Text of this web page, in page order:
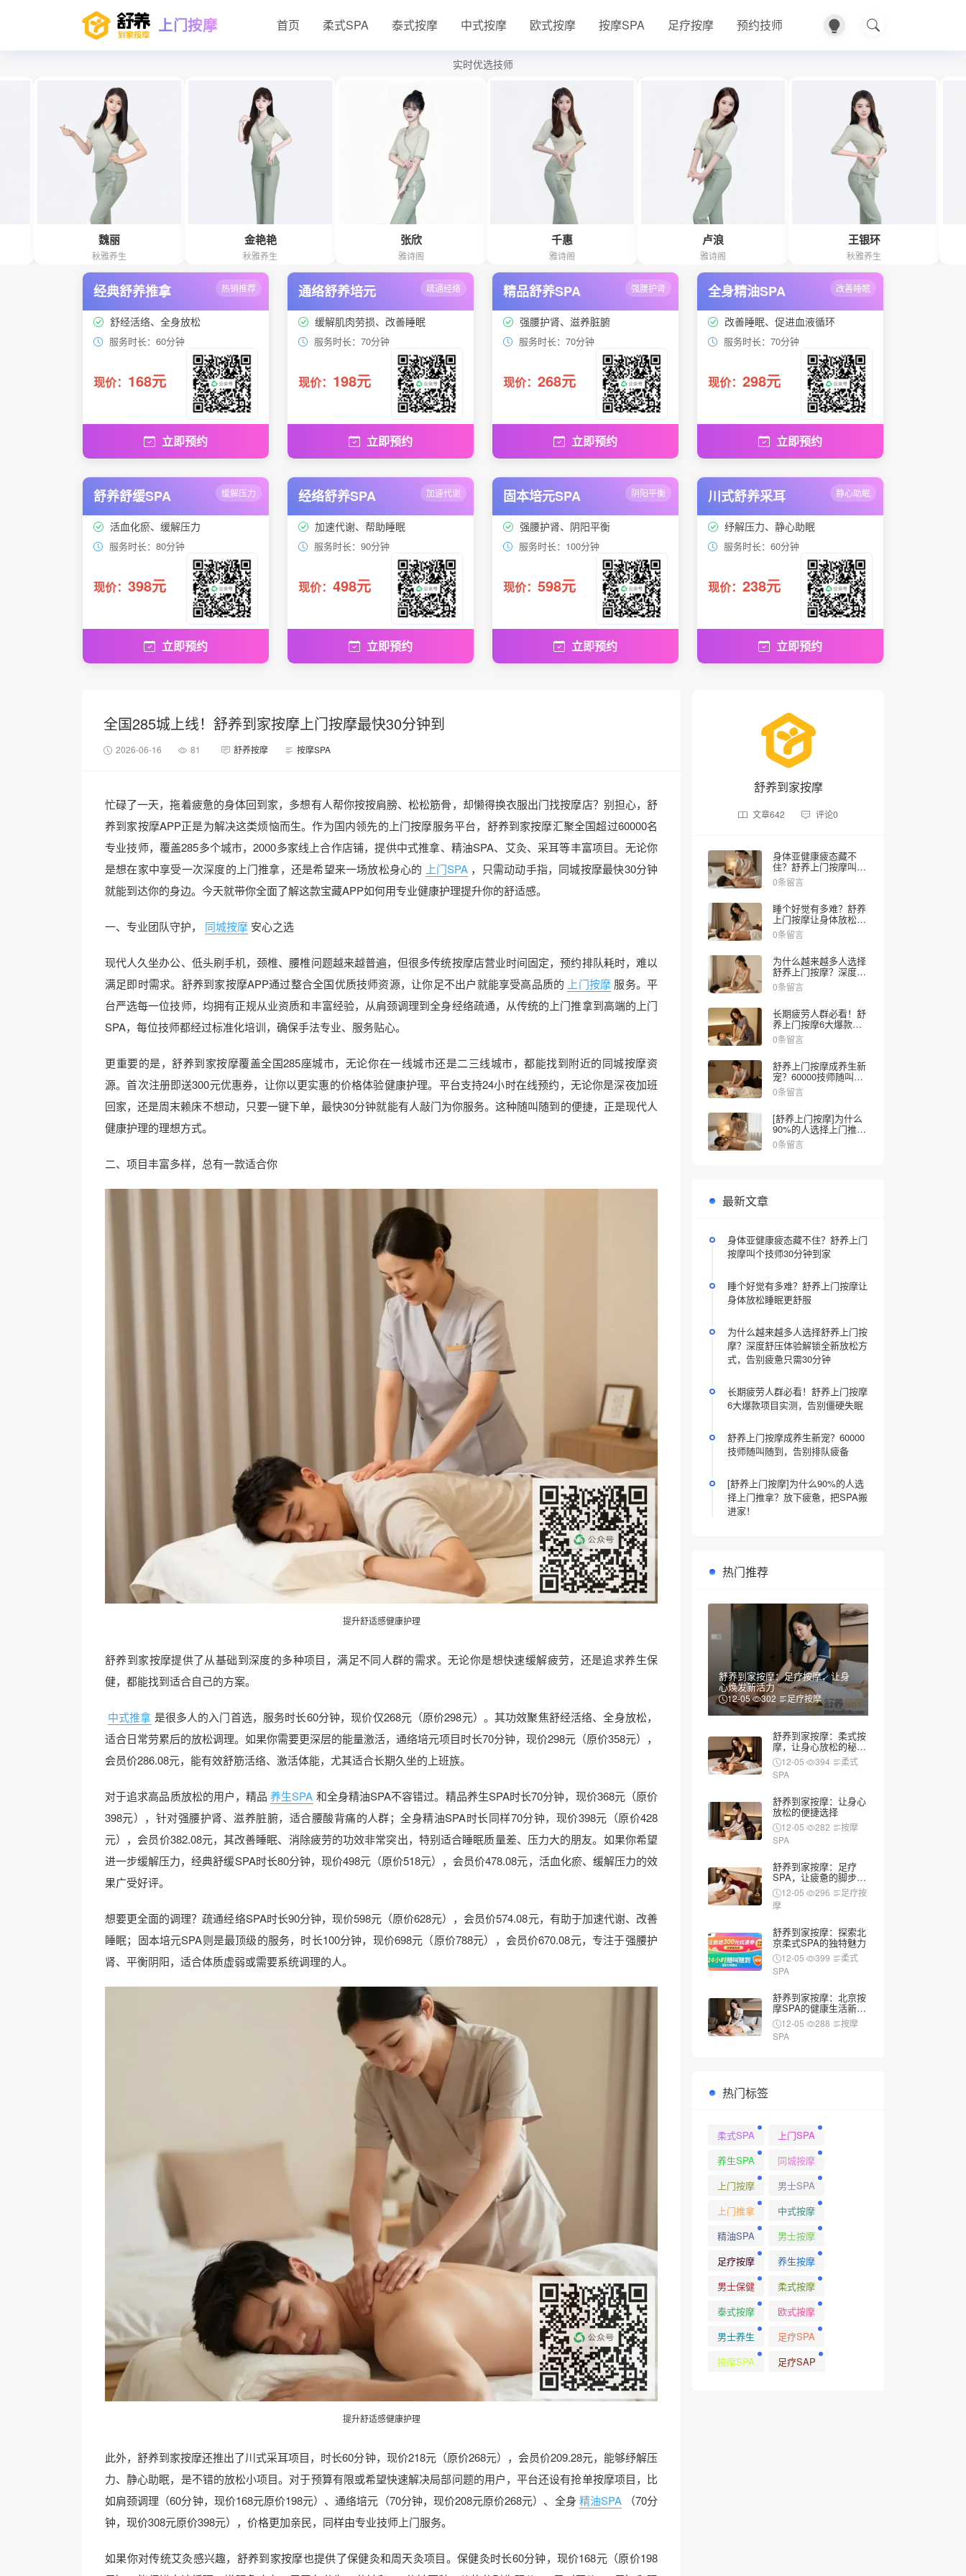
上门按摩 首页 柔式SPA 泰式按摩 中式按摩 欧式按摩 按摩SPA 足疗按摩 预约技师
实时优选技师
经典舒养推拿 热销推荐
舒经活络、全身放松
服务时长：60分钟
现价： 168元
立即预约
通络舒养培元 疏通经络
缓解肌肉劳损、改善睡眠
服务时长：70分钟
现价： 198元
立即预约
精品舒养SPA 强腰护肾
强腰护肾、滋养脏腑
服务时长：70分钟
现价： 268元
立即预约
全身精油SPA 改善睡眠
改善睡眠、促进血液循环
服务时长：70分钟
现价： 298元
立即预约
舒养舒缓SPA 缓解压力
活血化瘀、缓解压力
服务时长：80分钟
现价： 398元
立即预约
经络舒养SPA 加速代谢
加速代谢、帮助睡眠
服务时长：90分钟
现价： 498元
立即预约
固本培元SPA 阴阳平衡
强腰护肾、阴阳平衡
服务时长：100分钟
现价： 598元
立即预约
川式舒养采耳 静心助眠
纾解压力、静心助眠
服务时长：60分钟
现价： 238元
立即预约
全国285城上线！舒养到家按摩上门按摩最快30分钟到
2026-06-16 81 舒养按摩 按摩SPA
忙碌了一天，拖着疲惫的身体回到家，多想有人帮你按按肩膀、松松筋骨，却懒得换衣服出门找按摩店？别担心，舒
养到家按摩APP正是为解决这类烦恼而生。作为国内领先的上门按摩服务平台，舒养到家按摩汇聚全国超过60000名
专业技师，覆盖285多个城市，2000多家线上合作店铺，提供中式推拿、精油SPA、艾灸、采耳等丰富项目。无论你
是想在家中享受一次深度的上门推拿，还是希望来一场放松身心的 上门SPA ，只需动动手指，同城按摩最快30分钟
就能到达你的身边。今天就带你全面了解这款宝藏APP如何用专业健康护理提升你的舒适感。
一、专业团队守护， 同城按摩 安心之选
现代人久坐办公、低头刷手机，颈椎、腰椎问题越来越普遍，但很多传统按摩店营业时间固定，预约排队耗时，难以
满足即时需求。舒养到家按摩APP通过整合全国优质技师资源，让你足不出户就能享受高品质的 上门按摩 服务。平
台严选每一位技师，均拥有正规从业资质和丰富经验，从肩颈调理到全身经络疏通，从传统的上门推拿到高端的上门
SPA，每位技师都经过标准化培训，确保手法专业、服务贴心。
更重要的是，舒养到家按摩覆盖全国285座城市，无论你在一线城市还是二三线城市，都能找到附近的同城按摩资
源。首次注册即送300元优惠券，让你以更实惠的价格体验健康护理。平台支持24小时在线预约，无论你是深夜加班
回家，还是周末赖床不想动，只要一键下单，最快30分钟就能有人敲门为你服务。这种随叫随到的便捷，正是现代人
健康护理的理想方式。
二、项目丰富多样，总有一款适合你
提升舒适感健康护理
舒养到家按摩提供了从基础到深度的多种项目，满足不同人群的需求。无论你是想快速缓解疲劳，还是追求养生保
健，都能找到适合自己的方案。
中式推拿 是很多人的入门首选，服务时长60分钟，现价仅268元（原价298元）。其功效聚焦舒经活络、全身放松，
适合日常劳累后的放松调理。如果你需要更深层的能量激活，通络培元项目时长70分钟，现价298元（原价358元），
会员价286.08元，能有效舒筋活络、激活体能，尤其适合长期久坐的上班族。
对于追求高品质放松的用户，精品 养生SPA 和全身精油SPA不容错过。精品养生SPA时长70分钟，现价368元（原价
398元），针对强腰护肾、滋养脏腑，适合腰酸背痛的人群；全身精油SPA时长同样70分钟，现价398元（原价428
元），会员价382.08元，其改善睡眠、消除疲劳的功效非常突出，特别适合睡眠质量差、压力大的朋友。如果你希望
进一步缓解压力，经典舒缓SPA时长80分钟，现价498元（原价518元），会员价478.08元，活血化瘀、缓解压力的效
果广受好评。
想要更全面的调理？疏通经络SPA时长90分钟，现价598元（原价628元），会员价574.08元，有助于加速代谢、改善
睡眠；固本培元SPA则是最顶级的服务，时长100分钟，现价698元（原价788元），会员价670.08元，专注于强腰护
肾、平衡阴阳，适合体质虚弱或需要系统调理的人。
提升舒适感健康护理
此外，舒养到家按摩还推出了川式采耳项目，时长60分钟，现价218元（原价268元），会员价209.28元，能够纾解压
力、静心助眠，是不错的放松小项目。对于预算有限或希望快速解决局部问题的用户，平台还设有抢单按摩项目，比
如肩颈调理（60分钟，现价168元原价198元）、通络培元（70分钟，现价208元原价268元）、全身 精油SPA
（70分
钟，现价308元原价398元），价格更加亲民，同样由专业技师上门服务。
如果你对传统艾灸感兴趣，舒养到家按摩也提供了保健灸和周天灸项目。保健灸时长60分钟，现价168元（原价198
舒养到家按摩
文章642 评论0
身体亚健康疲态藏不
住？舒养上门按摩叫个
技师30分钟到家
0条留言
睡个好觉有多难？舒养
上门按摩让身体放松睡
眠更舒服
0条留言
为什么越来越多人选择
舒养上门按摩？深度舒
压体验解锁全新放松方
式，告别疲惫只需30分
0条留言
长期疲劳人群必看！舒
养上门按摩6大爆款项
目实测，告别僵硬失眠
0条留言
舒养上门按摩成养生新
宠？60000技师随叫随
到，告别排队疲备
0条留言
[舒养上门按摩]为什么
90%的人选择上门推
拿？放下疲惫，把SPA
搬进家！
0条留言
最新文章
身体亚健康疲态藏不住？舒养上门
按摩叫个技师30分钟到家
睡个好觉有多难？舒养上门按摩让
身体放松睡眠更舒服
为什么越来越多人选择舒养上门按
摩？深度舒压体验解锁全新放松方
式，告别疲惫只需30分钟
长期疲劳人群必看！舒养上门按摩
6大爆款项目实测，告别僵硬失眠
舒养上门按摩成养生新宠？60000
技师随叫随到，告别排队疲备
[舒养上门按摩]为什么90%的人选
择上门推拿？放下疲惫，把SPA搬
进家！
热门推荐
舒养到家按摩：足疗按摩，让身
心焕发新活力
12-05 302 足疗按摩
舒养到家按摩：柔式按
摩，让身心放松的秘密
武器12-05 394
柔式
SPA
舒养到家按摩：让身心
放松的便捷选择
12-05 282
按摩
SPA
舒养到家按摩：足疗
SPA，让疲惫的脚步重
新焕发活力
12-05 296
足疗按
摩
舒养到家按摩：探索北
京柔式SPA的独特魅力
12-05 399
柔式
SPA
舒养到家按摩：北京按
摩SPA的健康生活新风
尚12-05 288
按摩
SPA
热门标签
柔式SPA
上门SPA
养生SPA
同城按摩
上门按摩
男士SPA
上门推拿
中式按摩
精油SPA
男士按摩
足疗按摩
养生按摩
男士保健
柔式按摩
泰式按摩
欧式按摩
男士养生
足疗SPA
按摩SPA
足疗SAP